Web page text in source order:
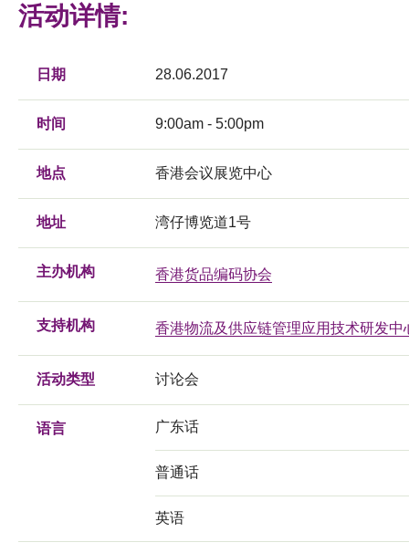
活动详情:
日期 28.06.2017
时间 9:00am - 5:00pm
地点 香港会议展览中心
地址 湾仔博览道1号
主办机构 香港货品编码协会
支持机构 香港物流及供应链管理应用技术研发中
活动类型 讨论会
语言 广东话
普通话
英语